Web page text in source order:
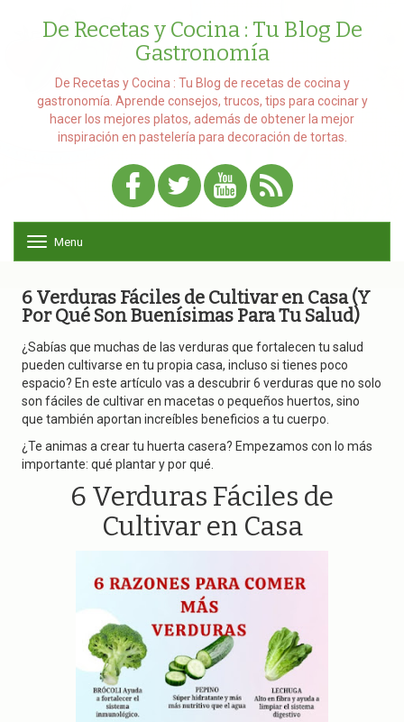
De Recetas y Cocina : Tu Blog De
Gastronomía
De Recetas y Cocina : Tu Blog de recetas de cocina y
gastronomía. Aprende consejos, trucos, tips para cocinar y
hacer los mejores platos, además de obtener la mejor
inspiración en pastelería para decoración de tortas.
o
g
l
e
n
a
v
i
g
a
i
o
Menu
6 Verduras Fáciles de Cultivar en Casa (Y
Por Qué Son Buenísimas Para Tu Salud)
¿Sabías que muchas de las verduras que fortalecen tu salud
pueden cultivarse en tu propia casa, incluso si tienes poco
espacio? En este artículo vas a descubrir 6 verduras que no solo
son fáciles de cultivar en macetas o pequeños huertos, sino
que también aportan increíbles beneficios a tu cuerpo.
¿Te animas a crear tu huerta casera? Empezamos con lo más
importante: qué plantar y por qué.
6 Verduras Fáciles de
Cultivar en Casa